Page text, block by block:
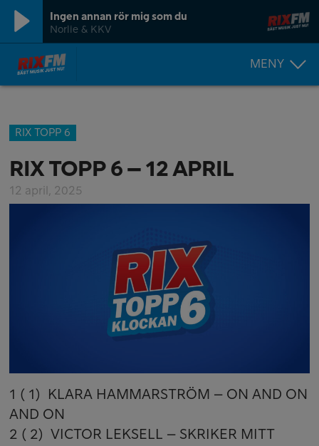
Ingen annan rör mig som du
Norlie & KKV
MENY
RIX TOPP 6
RIX TOPP 6 – 12 APRIL
12 april, 2025
1 ( 1) KLARA HAMMARSTRÖM – ON AND ON
AND ON
2 ( 2) VICTOR LEKSELL – SKRIKER MITT